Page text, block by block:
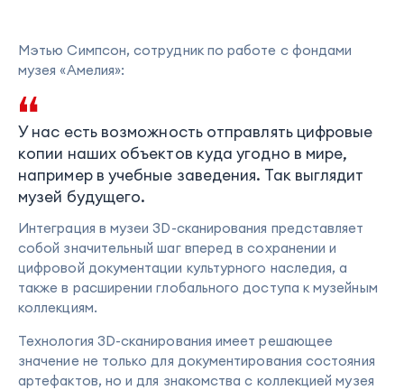
Мэтью Симпсон, сотрудник по работе с фондами
музея «Амелия»:
У нас есть возможность отправлять цифровые
копии наших объектов куда угодно в мире,
например в учебные заведения. Так выглядит
музей будущего.
Интеграция в музеи 3D-сканирования представляет
собой значительный шаг вперед в сохранении и
цифровой документации культурного наследия, а
также в расширении глобального доступа к музейным
коллекциям.
Технология 3D-сканирования имеет решающее
значение не только для документирования состояния
артефактов, но и для знакомства с коллекцией музея